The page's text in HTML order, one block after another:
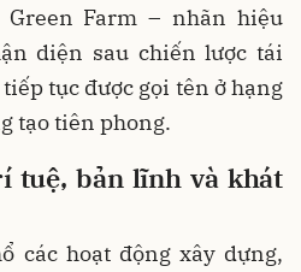
Farm – nhãn hiệu
diện sau chiến lược tái
tục được gọi tên ở hạng
tạo tiên phong.
tuệ, bản lĩnh và khát
các hoạt động xây dựng,